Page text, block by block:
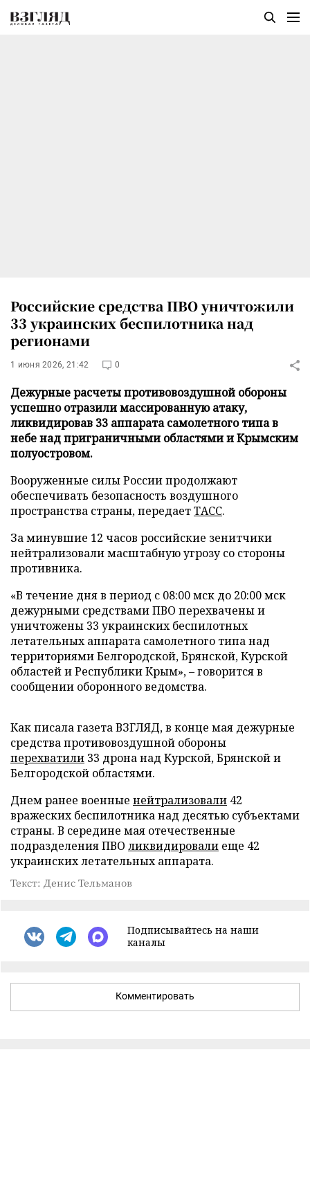
Российские средства ПВО уничтожили
33 украинских беспилотника над
регионами
1 июня 2026, 21:42 0
Дежурные расчеты противовоздушной обороны
успешно отразили массированную атаку,
ликвидировав 33 аппарата самолетного типа в
небе над приграничными областями и Крымским
полуостровом.
Вооруженные силы России продолжают
обеспечивать безопасность воздушного
пространства страны, передаетТАСС.
За минувшие 12 часов российские зенитчики
нейтрализовали масштабную угрозу со стороны
противника.
«В течение дня в период с 08:00 мск до 20:00 мск
дежурными средствами ПВО перехвачены и
уничтожены 33 украинских беспилотных
летательных аппарата самолетного типа над
территориями Белгородской, Брянской, Курской
областей и Республики Крым», – говорится в
сообщении оборонного ведомства.
Как писала газета ВЗГЛЯД, в конце мая дежурные
средства противовоздушной обороны
перехватили 33 дрона над Курской, Брянской и
Белгородской областями.
Днем ранее военные нейтрализовали 42
вражеских беспилотника над десятью субъектами
страны. В середине мая отечественные
подразделения ПВО ликвидировали еще 42
украинских летательных аппарата.
Текст: Денис Тельманов
Подписывайтесь на наши
каналы
Комментировать